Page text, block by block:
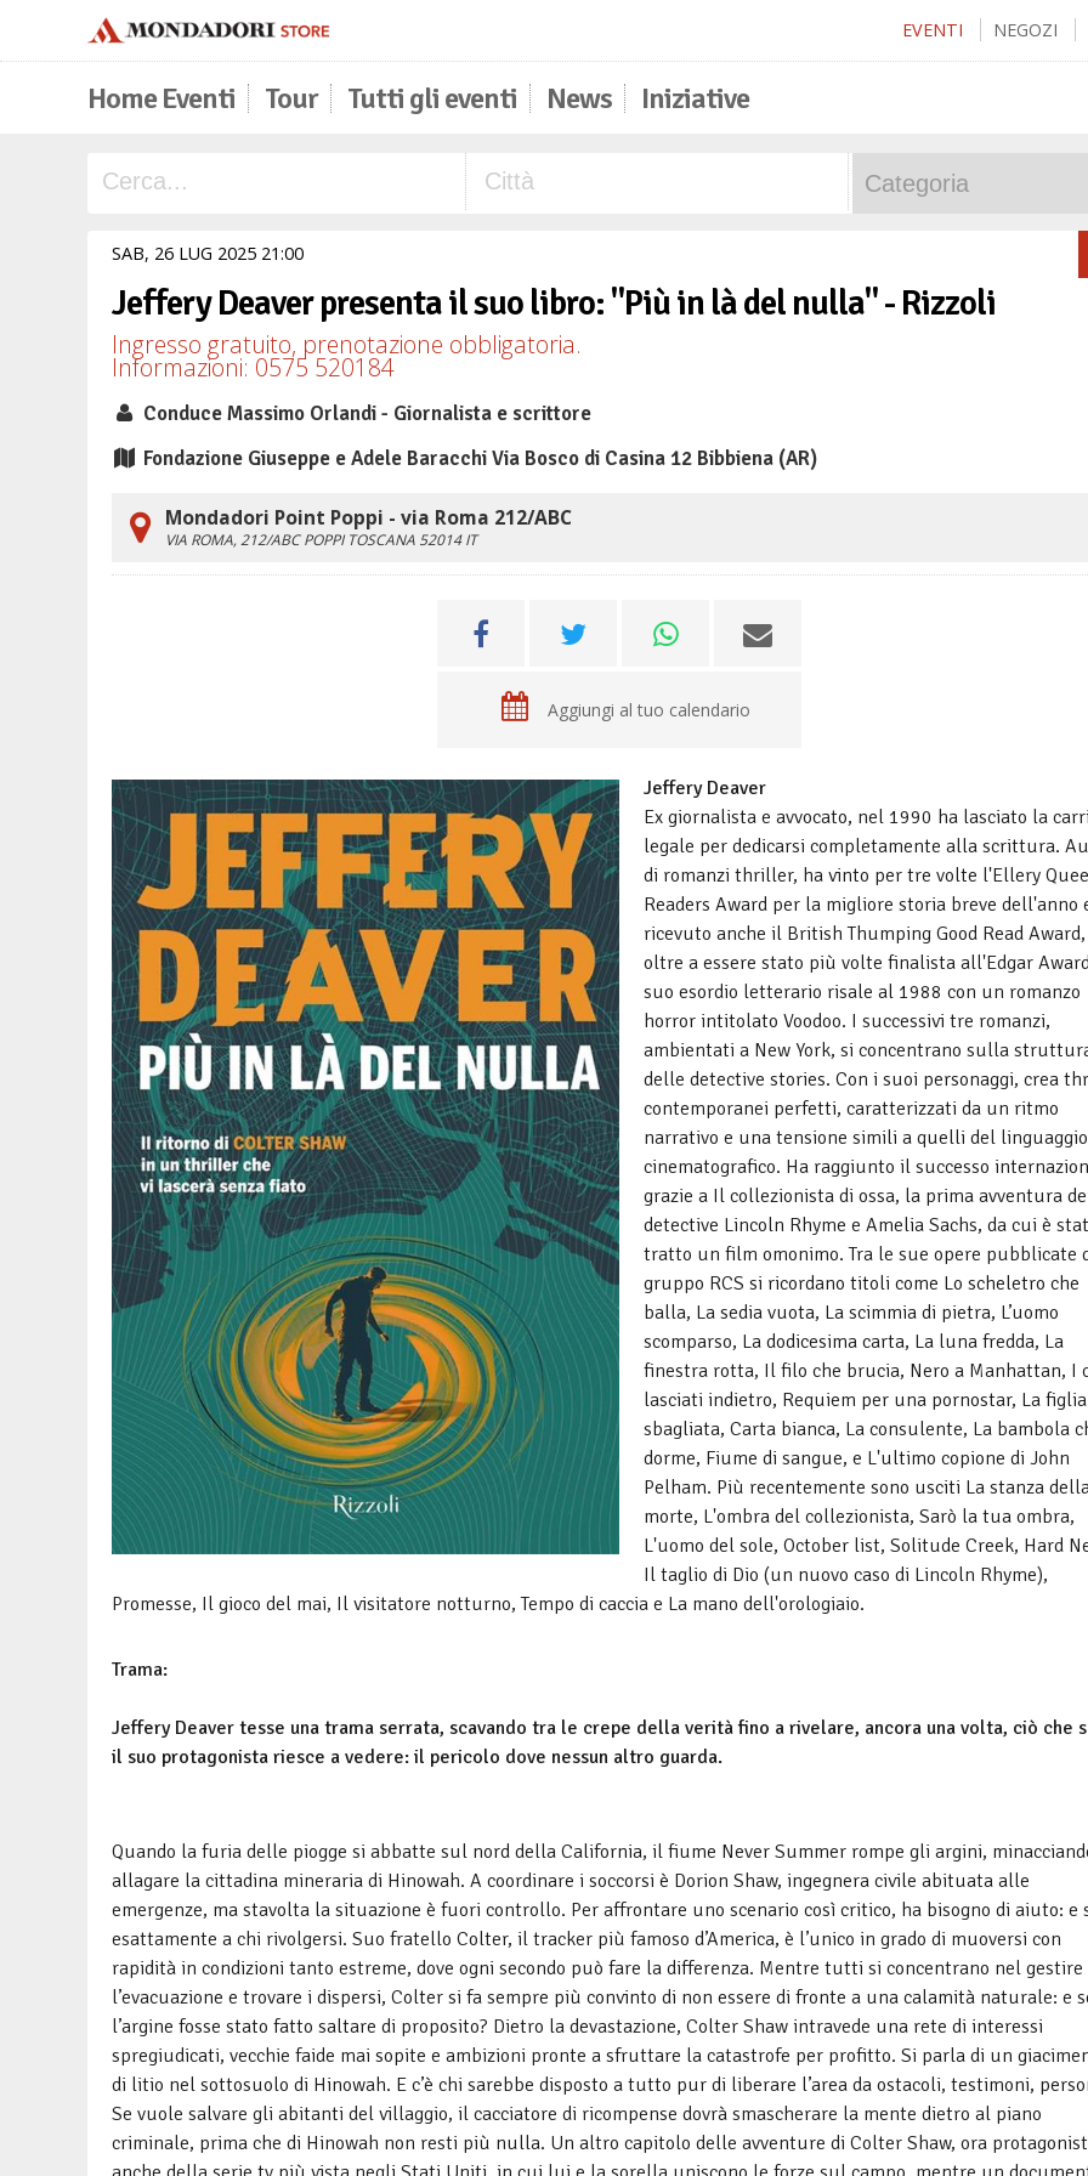
EVENTI NEGOZI
Home Eventi Tour Tutti gli eventi News Iniziative
SAB, 26 LUG 2025 21 00
Jeffery Deaver presenta il suo libro: "Più in là del nulla" - Rizzoli
Ingresso gratuito, prenotazione obbligatoria.
Informazioni: 0575 520184
Conduce Massimo Orlandi - Giornalista e scrittore
Fondazione Giuseppe e Adele Baracchi Via Bosco di Casina 12 Bibbiena (AR)
Mondadori Point Poppi - via Roma 212/ABC
VIA ROMA, 212/ABCPOPPI TOSCANA 52014 IT
Aggiungi al tuo calendario
Jeffery Deaver
Ex giornalista e avvocato, nel 1990 ha lasciato la
legale per dedicarsi completamente alla scrittura.
di romanzi thriller, ha vinto per tre volte l'Ellery
Readers Award per la migliore storia breve dell'anno
ricevuto anche il British Thumping Good Read Award,
oltre a essere stato più volte finalista all'Edgar
suo esordio letterario risale al 1988 con un romanzo
horror intitolato Voodoo. I successivi tre romanzi,
ambientati a New York, si concentrano sulla
delle detective stories. Con i suoi personaggi, crea
contemporanei perfetti, caratterizzati da un ritmo
narrativo e una tensione simili a quelli del linguaggio
cinematografico. Ha raggiunto il successo
grazie a Il collezionista di ossa, la prima avventura
detective Lincoln Rhyme e Amelia Sachs, da cui è
tratto un film omonimo. Tra le sue opere pubblicate
gruppo RCS si ricordano titoli come Lo scheletro che
balla, La sedia vuota, La scimmia di pietra, L’uomo
scomparso, La dodicesima carta, La luna fredda, La
finestra rotta, Il filo che brucia, Nero a Manhattan, I
lasciati indietro, Requiem per una pornostar, La figlia
sbagliata, Carta bianca, La consulente, La bambola
dorme, Fiume di sangue, e L'ultimo copione di John
Pelham. Più recentemente sono usciti La stanza
morte, L'ombra del collezionista, Sarò la tua ombra,
L'uomo del sole, October list, Solitude Creek, Hard
Il taglio di Dio (un nuovo caso di Lincoln Rhyme),
Promesse, Il gioco del mai, Il visitatore notturno, Tempo di caccia e La mano dell'orologiaio.
Trama:
Jeffery Deaver tesse una trama serrata, scavando tra le crepe della verità fino a rivelare, ancora una volta, ciò che
il suo protagonista riesce a vedere: il pericolo dove nessun altro guarda.
Quando la furia delle piogge si abbatte sul nord della California, il fiume Never Summer rompe gli argini,
allagare la cittadina mineraria di Hinowah. A coordinare i soccorsi è Dorion Shaw, ingegnera civile abituata alle
emergenze, ma stavolta la situazione è fuori controllo. Per affrontare uno scenario così critico, ha bisogno di aiuto: e
esattamente a chi rivolgersi. Suo fratello Colter, il tracker più famoso d’America, è l’unico in grado di muoversi con
rapidità in condizioni tanto estreme, dove ogni secondo può fare la differenza. Mentre tutti si concentrano nel gestire
l’evacuazione e trovare i dispersi, Colter si fa sempre più convinto di non essere di fronte a una calamità naturale: e
l’argine fosse stato fatto saltare di proposito? Dietro la devastazione, Colter Shaw intravede una rete di interessi
spregiudicati, vecchie faide mai sopite e ambizioni pronte a sfruttare la catastrofe per profitto. Si parla di un
di litio nel sottosuolo di Hinowah. E c’è chi sarebbe disposto a tutto pur di liberare l’area da ostacoli, testimoni,
Se vuole salvare gli abitanti del villaggio, il cacciatore di ricompense dovrà smascherare la mente dietro al piano
criminale, prima che di Hinowah non resti più nulla. Un altro capitolo delle avventure di Colter Shaw, ora